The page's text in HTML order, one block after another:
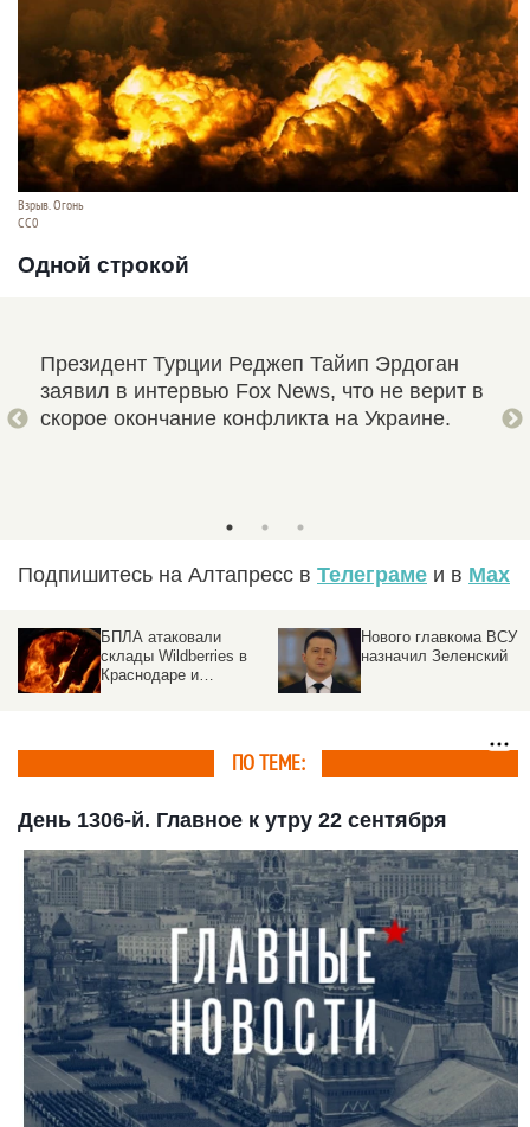
Взрыв. Огонь
СС0
Одной строкой
и
Президент Турции Реджеп Тайип Эрдоган
заявил в интервью Fox News, что не верит в
скорое окончание конфликта на Украине.
Подпишитесь на Алтапресс в Телеграме и в Max
Нового главкома ВСУ
назначил Зеленский
День 1571-й. Самое
важное к 14 июня
ПО ТЕМЕ:
День 1306-й. Главное к утру 22 сентября